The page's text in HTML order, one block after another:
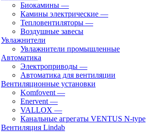
Биокамины —
Камины электрические —
Тепловентиляторы —
Воздушные завесы
Увлажнители
Увлажнители промышленные
Автоматика
Электроприводы —
Автоматика для вентиляции
Вентиляционные установки
Komfovent —
Enervent —
VALLOX —
Канальные агрегаты VENTUS N-type
Вентиляция Lindab